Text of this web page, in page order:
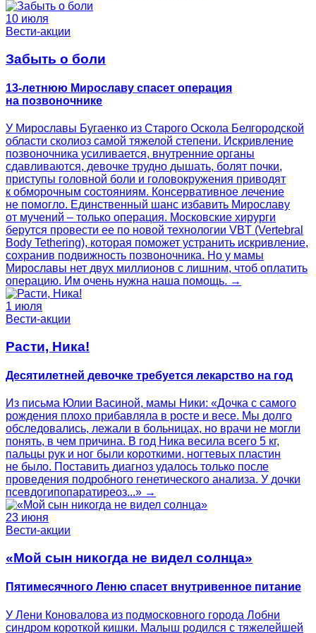
10 июля
Вести-акции
Забыть о боли
13-летнюю Мирославу спасет операция
на позвоночнике
У Мирославы Бугаенко из Старого Оскола Белгородской
области сколиоз самой тяжелой степени. Искривление
позвоночника усиливается, внутренние органы
сдавливаются, девочке трудно дышать, болят почки,
приступы головной боли и головокружения приводят
к обморочным состояниям. Консервативное лечение
не помогло. Единственный шанс избавить Мирославу
от мучений – только операция. Московские хирурги
берутся провести ее по новой технологии VBT (Vertebral
Body Tethering), которая поможет устранить искривление,
сохранив подвижность позвоночника. Но у мамы
Мирославы нет двух миллионов с лишним, чтоб оплатить
операцию. Им очень нужна наша помощь. →
1 июля
Вести-акции
Расти, Ника!
Десятилетней девочке требуется лекарство на год
Из письма Юлии Васиной, мамы Ники: «Дочка с самого
рождения плохо прибавляла в росте и весе. Мы долго
обследовались, лежали в больницах, но врачи не могли
понять, в чем причина. В год Ника весила всего 5 кг,
пальцы рук и ног были короткими, ногтевых пластин
не было. Поставить диагноз удалось только после
проведения подробного генетического анализа. У дочки
псевдогипопаратиреоз...» →
23 июня
Вести-акции
«Мой сын никогда не видел солнца»
Пятимесячного Леню спасет внутривенное питание
У Лени Коновалова из подмосковного города Лобни
синдром короткой кишки. Малыш родился с тяжелейшей